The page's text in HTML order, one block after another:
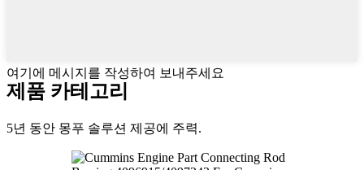
여기에 메시지를 작성하여 보내주세요
제품 카테고리
5년 동안 몽푸 솔루션 제공에 주력.